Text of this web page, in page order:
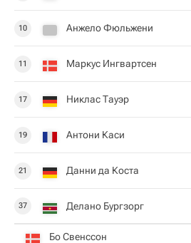
10 Анжело Фюльжени
11 Маркус Ингвартсен
17 Никлас Тауэр
19 Антони Каси
21 Данни да Коста
37 Делано Бургзорг
Бо Свенссон